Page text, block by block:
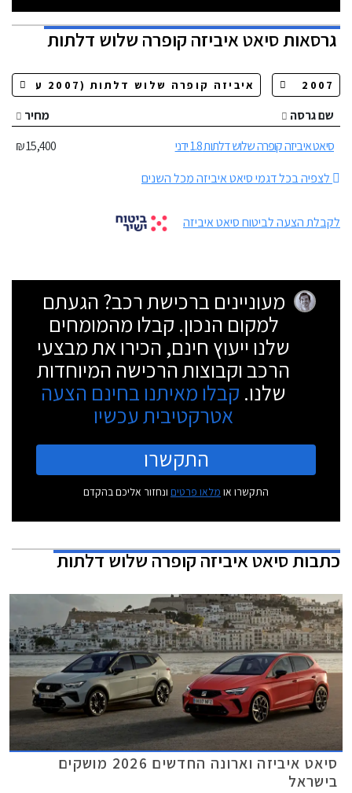
גרסאותסיאט איביזה קופרה שלוש דלתות
שם גרסה
מחיר
סיאט איביזה קופרה שלוש דלתות 1.8 ידני
15,400 ₪
לצפיה בכל דגמי סיאט איביזה מכל השנים
לקבלת הצעה לביטוח סיאט איביזה
מעוניינים ברכישת רכב? הגעתם
למקום הנכון. קבלו מהמומחים
שלנו ייעוץ חינם, הכירו את מבצעי
הרכב וקבוצות הרכישה המיוחדות
שלנו. קבלו מאיתנו בחינם הצעה
אטרקטיבית עכשיו
התקשרו
התקשרו או מלאו פרטים ונחזור אליכם בהקדם
כתבותסיאט איביזה קופרה שלוש דלתות
סיאט איביזה וארונה החדשים 2026 מושקים
בישראל